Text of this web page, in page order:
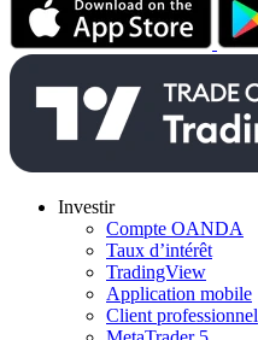
Investir
Compte OANDA
Taux d’intérêt
TradingView
Application mobile
Client professionnel